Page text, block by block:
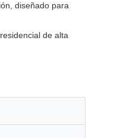
diseñado para
de alta